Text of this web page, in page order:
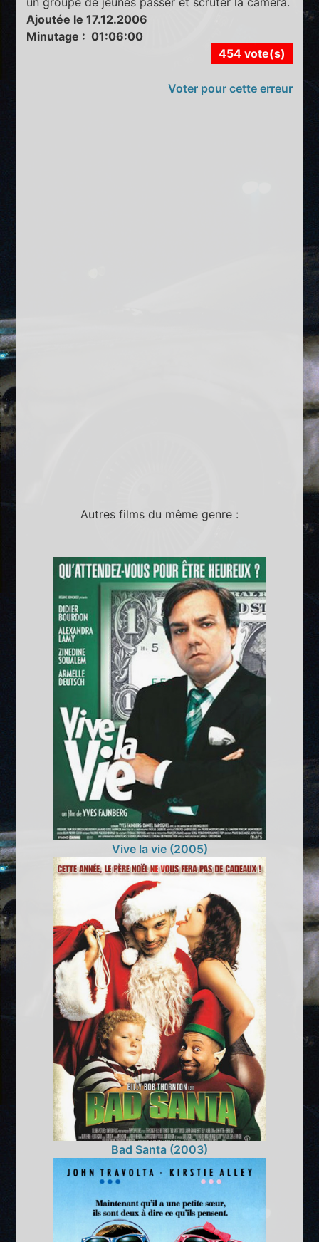
Ajoutée le 17.12.2006
Minutage : 01:06:00
454 vote(s)
Voter pour cette erreur
Autres films du même genre :
Vive la vie (2005)
Bad Santa (2003)